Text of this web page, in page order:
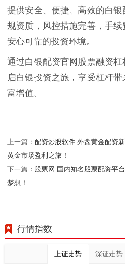
提供安全、便捷、高效的白
规资质，风控措施完善，手
安心可靠的投资环境。
通过白银配资官网股票融资
启白银投资之旅，享受杠杆
富增值。
上一篇： 配资炒股软件 外盘黄金配资
黄金市场盈利之旅！
下一篇： 股票网 国内知名股票配资平
梦想！
行情指数
上证走势 深证走势